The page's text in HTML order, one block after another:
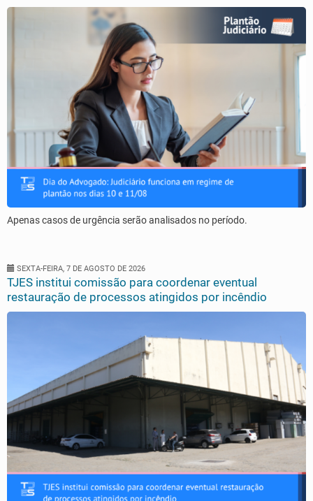
Apenas casos de urgência serão analisados no período.
SEXTA-FEIRA, 7 DE AGOSTO DE 2026
TJES institui comissão para coordenar eventual
restauração de processos atingidos por incêndio